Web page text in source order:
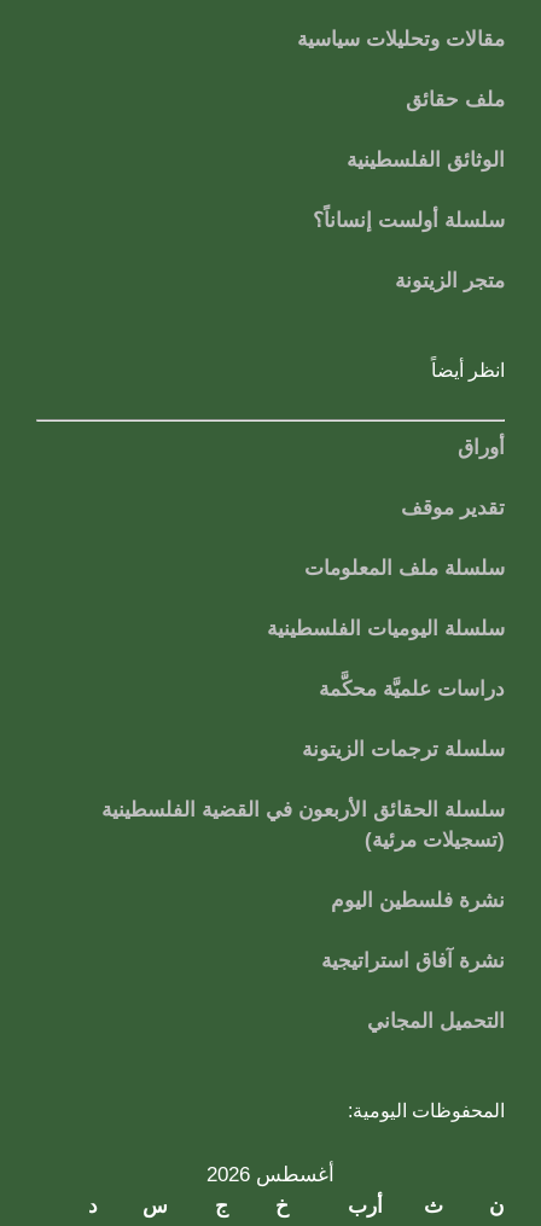
مقالات وتحليلات سياسية
ملف حقائق
الوثائق الفلسطينية
سلسلة أولست إنساناً؟
متجر الزيتونة
انظر أيضاً
أوراق
تقدير موقف
سلسلة ملف المعلومات
سلسلة اليوميات الفلسطينية
دراسات علميَّة محكَّمة
سلسلة ترجمات الزيتونة
سلسلة الحقائق الأربعون في القضية الفلسطينية
(تسجيلات مرئية)
نشرة فلسطين اليوم
نشرة آفاق استراتيجية
التحميل المجاني
المحفوظات اليومية:
أغسطس 2026
ن
ث أرب خ ج س
د